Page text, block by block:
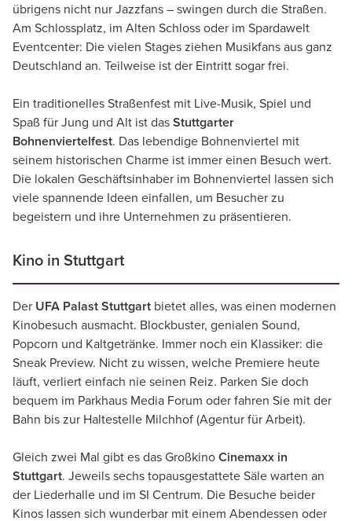
übrigens nicht nur Jazzfans – swingen durch die Straßen.
Am Schlossplatz, im Alten Schloss oder im Spardawelt
Eventcenter: Die vielen Stages ziehen Musikfans aus ganz
Deutschland an. Teilweise ist der Eintritt sogar frei.
Ein traditionelles Straßenfest mit Live-Musik, Spiel und
Spaß für Jung und Alt ist das Stuttgarter
Bohnenviertelfest. Das lebendige Bohnenviertel mit
seinem historischen Charme ist immer einen Besuch wert.
Die lokalen Geschäftsinhaber im Bohnenviertel lassen sich
viele spannende Ideen einfallen, um Besucher zu
begeistern und ihre Unternehmen zu präsentieren.
Kino in Stuttgart
Der UFA Palast Stuttgart bietet alles, was einen modernen
Kinobesuch ausmacht. Blockbuster, genialen Sound,
Popcorn und Kaltgetränke. Immer noch ein Klassiker: die
Sneak Preview. Nicht zu wissen, welche Premiere heute
läuft, verliert einfach nie seinen Reiz. Parken Sie doch
bequem im Parkhaus Media Forum oder fahren Sie mit der
Bahn bis zur Haltestelle Milchhof (Agentur für Arbeit).
Gleich zwei Mal gibt es das Großkino Cinemaxx in
Stuttgart. Jeweils sechs topausgestattete Säle warten an
der Liederhalle und im SI Centrum. Die Besuche beider
Kinos lassen sich wunderbar mit einem Abendessen oder